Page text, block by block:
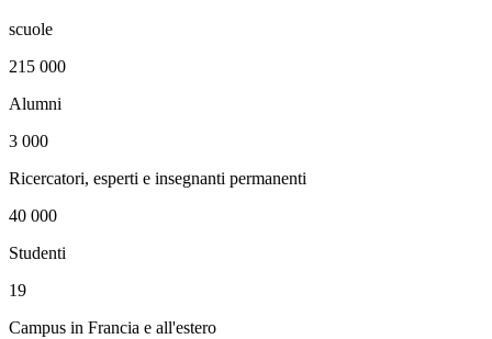
scuole
215 000
Alumni
3 000
Ricercatori, esperti e insegnanti permanenti
40 000
Studenti
19
Campus in Francia e all'estero